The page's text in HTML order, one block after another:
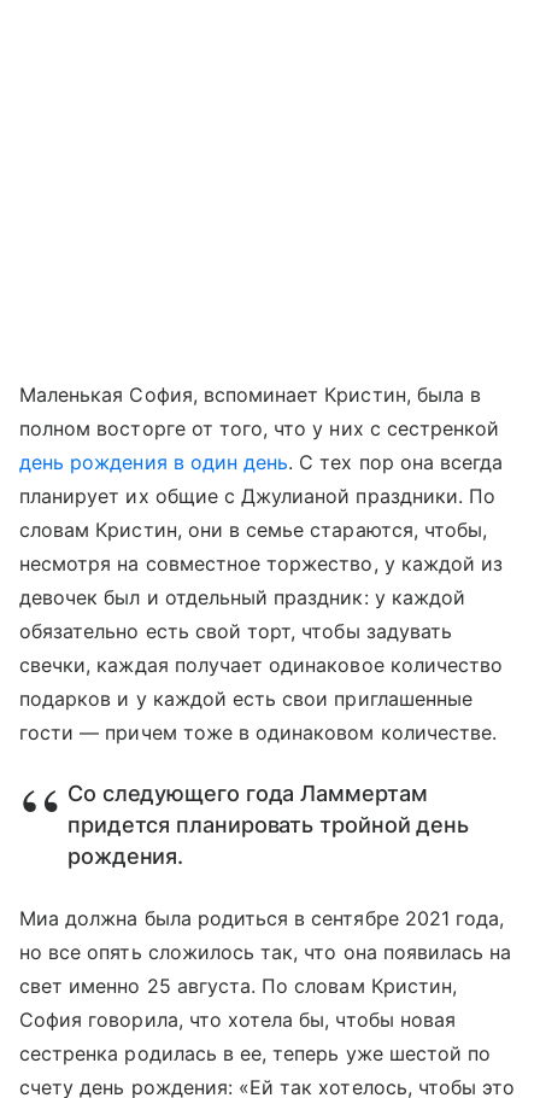
Маленькая София, вспоминает Кристин, была в
полном восторге от того, что у них с сестренкой
день рождения в один день. С тех пор она всегда
планирует их общие с Джулианой праздники. По
словам Кристин, они в семье стараются, чтобы,
несмотря на совместное торжество, у каждой из
девочек был и отдельный праздник: у каждой
обязательно есть свой торт, чтобы задувать
свечки, каждая получает одинаковое количество
подарков и у каждой есть свои приглашенные
гости — причем тоже в одинаковом количестве.
Со следующего года Ламмертам
придется планировать тройной день
рождения.
Миа должна была родиться в сентябре 2021 года,
но все опять сложилось так, что она появилась на
свет именно 25 августа. По словам Кристин,
София говорила, что хотела бы, чтобы новая
сестренка родилась в ее, теперь уже шестой по
счету день рождения: «Ей так хотелось, чтобы это